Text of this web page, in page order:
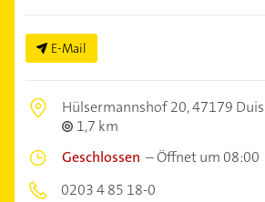
E-Mail
Hülsermannshof 20,47179
1,7 km
Geschlossen –Öffnet um 08:00
0203 4 85 18-0